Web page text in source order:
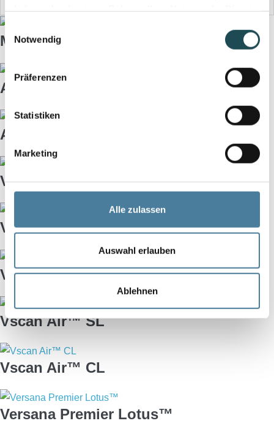
Einwilligungsauswahl
Notwendig
Präferenzen
Statistiken
Marketing
Alle zulassen
Auswahl erlauben
Ablehnen
Mindray MU7
ACUSON Maple™
ACUSON Juniper™
Versana Active™
Versana Balance™
Versana Essential™
Vscan Air™ SL
Vscan Air™ CL
Versana Premier Lotus™